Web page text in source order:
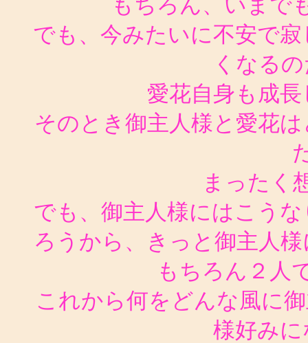
もちろん、いまで
でも、今みたいに不安で
くなる
愛花自身も成
そのとき御主人様と愛花
まったく
でも、御主人様にはこう
ろうから、きっと御主人
もちろん２人
これから何をどんな風に
様好み